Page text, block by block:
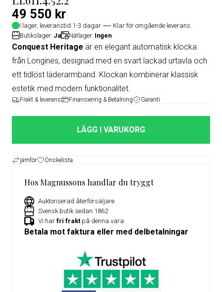
49 550 kr
I lager, leveranstid 1-3 dagar
Klar för omgående leverans.
Butikslager: Ja Nätlager: Ingen
Conquest Heritage är en elegant automatisk klocka
från Longines, designad med en svart lackad urtavla och
ett tidlöst läderarmband. Klockan kombinerar klassisk
estetik med modern funktionalitet.
Frakt & leverans Finansiering & Betalning Garanti
LÄGG I VARUKORG
jämför Önskelista
Hos Magnussons handlar du tryggt
Auktoriserad återförsäljare
Svensk butik sedan 1862
Vi har fri frakt på denna vara
Betala mot faktura eller med delbetalningar